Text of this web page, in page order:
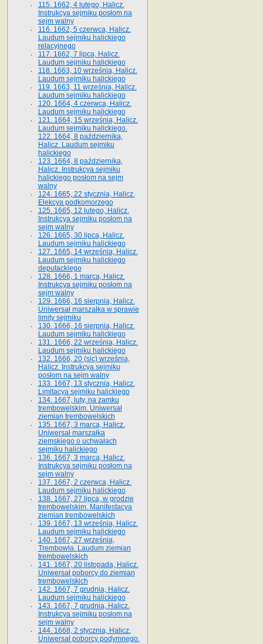
115. 1662, 4 lutego, Halicz.
Instrukcya sejmiku posłom na
sejm walny
116. 1662, 5 czerwca, Halicz.
Laudum sejmiku halickiego
relacyjnego
117. 1662, 7 lipca, Halicz.
Laudum sejmiku halickiego
118. 1663, 10 września, Halicz.
Laudum sejmiku halickiego
119. 1663, 11 września, Halicz.
Laudum sejmiku halickiego
120. 1664, 4 czerwca, Halicz.
Laudum sejmiku halickiego
121. 1664, 15 września, Halicz.
Laudum sejmiku halickiego.
122. 1664, 8 października,
Halicz. Laudum sejmiku
halickiego
123. 1664, 8 października,
Halicz. Instrukcya sejmiku
halickiego posłom na sejm
walny
124. 1665, 22 stycznia, Halicz.
Elekcya podkomorzego
125. 1665, 12 lutego, Halicz.
Instrukcya sejmiku posłom na
sejm walny
126. 1665, 30 lipca, Halicz.
Laudum sejmiku halickiego
127. 1665, 14 września, Halicz.
Laudum sejmiku halickiego
deputackiego
128. 1666, 1 marca, Halicz.
Instrukcya sejmiku posłom na
sejm walny
129. 1666, 16 sierpnia, Halicz.
Uniwersał marszałka w sprawie
limity sejmiku
130. 1666, 16 sierpnia, Halicz.
Laudum sejmiku halickiego
131. 1666, 22 września, Halicz.
Laudum sejmiku halickiego
132. 1666, 20 (sic) września,
Halicz. Instrukcya sejmiku
posłom na sejm walny
133. 1667, 13 stycznia, Halicz.
Limitacya sejmiku halickiego
134. 1667, luty, na zamku
trembowelskim. Uniwersał
ziemian trembowelskich
135. 1667, 3 marca, Halicz.
Uniwersał marszałka
ziemskiego o uchwałach
sejmiku halickiego
136. 1667, 3 marca, Halicz.
Instrukcya sejmiku posłom na
sejm walny
137. 1667, 2 czerwca, Halicz.
Laudum sejmiku halickiego
138. 1667, 27 lipca, w grodzie
trembowelskim. Manifestacya
ziemian trembowelskich
139. 1667, 13 września, Halicz.
Laudum sejmiku halickiego
140. 1667, 27 września,
Trembowla. Laudum ziemian
trembowelskich
141. 1667, 20 listopada, Halicz.
Uniwersał poborcy do ziemian
trembowelskich
142. 1667, 7 grudnia, Halicz.
Laudum sejmiku halickiego
143. 1667, 7 grudnia, Halicz.
Instrukcya sejmiku posłom na
sejm walny
144. 1668, 2 stycznia, Halicz.
Uniwersał poborcy podymnego.